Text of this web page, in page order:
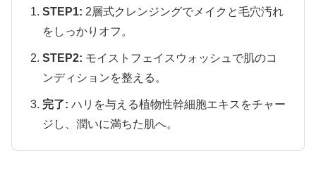
STEP1: 2層式クレンジングでメイクと毛穴汚れ
をしっかりオフ。
STEP2: モイストフェイスウォッシュで肌のコ
ンディションを整える。
完了: ハリを与える植物性幹細胞エキスをチャー
ジし、潤いに満ちた肌へ。